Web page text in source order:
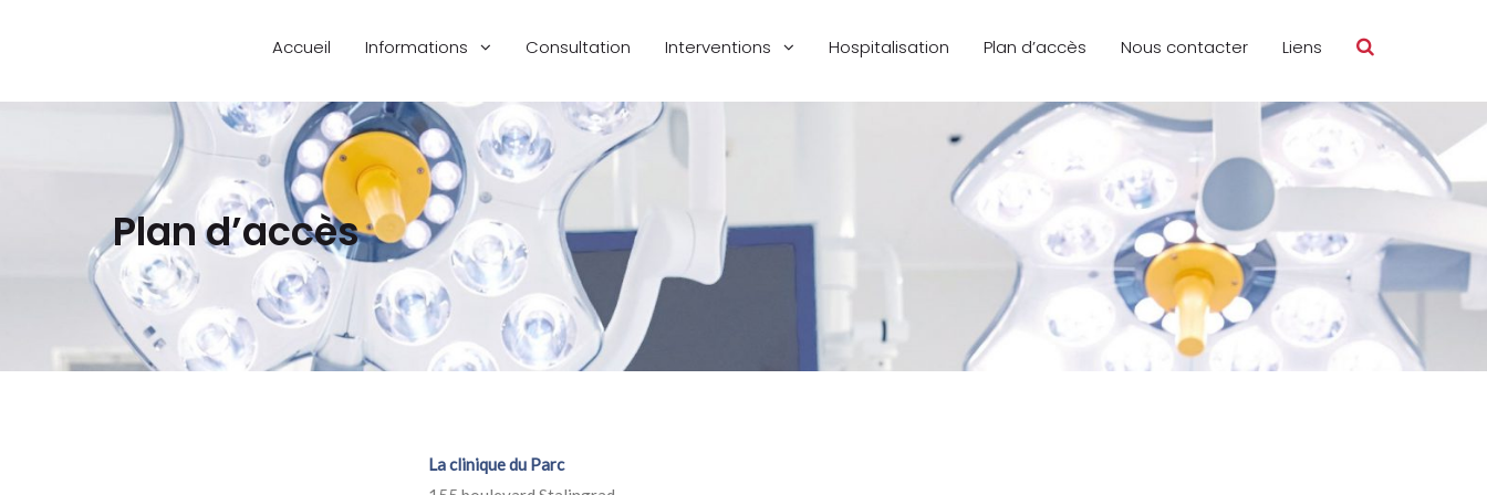
Accueil Informations Consultation Interventions Hospitalisation Plan d’accès Nous contacter Liens
Plan d’accès
La clinique du Parc